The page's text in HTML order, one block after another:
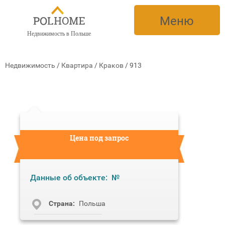
Недвижимость в Польше
Меню
Недвижимость / Квартира / Краков /913
Цена под запрос
Данные об объекте: №
Cтрана: Польша